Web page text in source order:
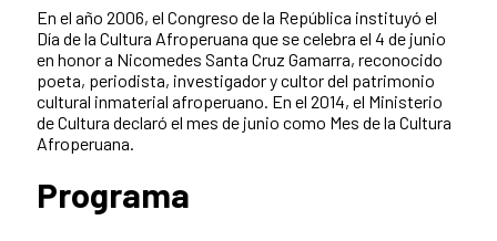
En el año 2006, el Congreso de la República instituyó el
Día de la Cultura Afroperuana que se celebra el 4 de junio
en honor a Nicomedes Santa Cruz Gamarra, reconocido
poeta, periodista, investigador y cultor del patrimonio
cultural inmaterial afroperuano. En el 2014, el Ministerio
de Cultura declaró el mes de junio como Mes de la Cultura
Afroperuana.
Programa